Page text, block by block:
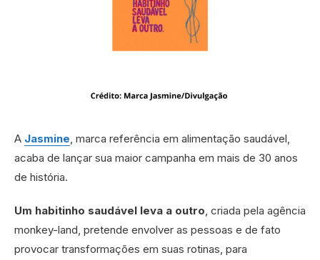
A Jasmine , marca referência em alimentação saudável,
acaba de lançar sua maior campanha em mais de 30 anos
de história.
Um habitinho saudável leva a outro , criada pela agência
monkey-land, pretende envolver as pessoas e de fato
provocar transformações em suas rotinas, para